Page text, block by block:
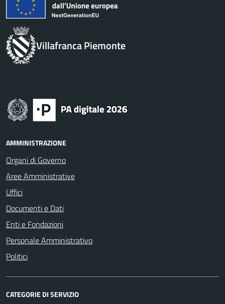
Villafranca Piemonte
AMMINISTRAZIONE
Organi di Governo
Aree Amministrative
Uffici
Documenti e Dati
Enti e Fondazioni
Personale Amministrativo
Politici
CATEGORIE DI SERVIZIO